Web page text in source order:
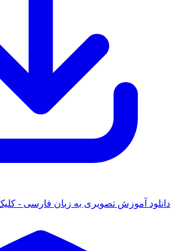
آموزش تصویری به زبان فارسی - کلیک کنید